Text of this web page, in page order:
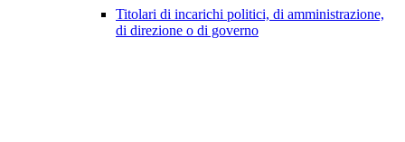
Titolari di incarichi politici, di amministrazione,
di direzione o di governo